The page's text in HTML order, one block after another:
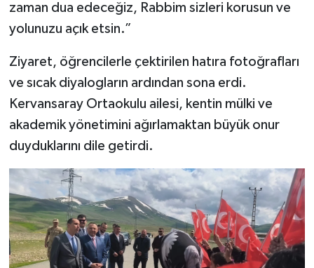
zaman dua edeceğiz, Rabbim sizleri korusun ve
yolunuzu açık etsin.”
Ziyaret, öğrencilerle çektirilen hatıra fotoğrafları
ve sıcak diyalogların ardından sona erdi.
Kervansaray Ortaokulu ailesi, kentin mülki ve
akademik yönetimini ağırlamaktan büyük onur
duyduklarını dile getirdi.